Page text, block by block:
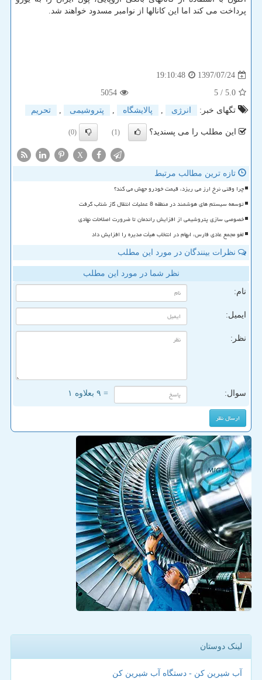
پرداخت می كند اما این كانالها از نوامبر مسدود خواهند شد.
1397/07/24
19:10:48
5.0
/ 5
5054
تگهای خبر:
انرژی , پالایشگاه , پتروشیمی , تحریم
این مطلب را می پسندید؟ (1)
(0)
X
تازه ترین مطالب مرتبط
چرا وقتی نرخ ارز می ریزد، قیمت خودرو جهش می کند؟
توسعه سیستم های هوشمند در منطقه 8 عملیات انتقال گاز شتاب گرفت
خصوصی سازی پتروشیمی از افزایش راندمان تا ضرورت اصلاحات نهادی
لغو مجمع عادی فارس، ابهام در انتخاب هیأت مدیره را افزایش داد
نظرات بینندگان در مورد این مطلب
نظر شما در مورد این مطلب
نام:
ایمیل:
نظر:
سوال: = ۹ بعلاوه ۱
لینک دوستان
آب شیرین کن - دستگاه آب شیرین کن